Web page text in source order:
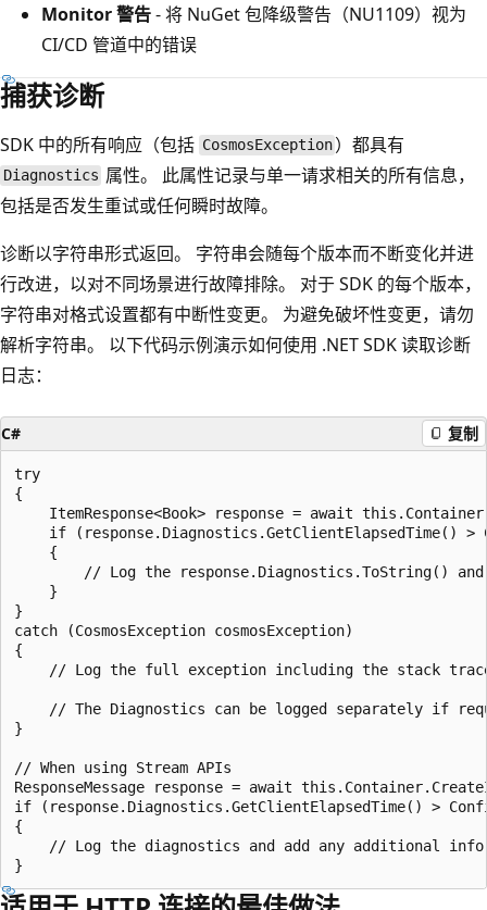
Monitor 警告- 将 NuGet 包降级警告（NU1109）视为
CI/CD 管道中的错误
捕获诊断
SDK 中的所有响应（包括 CosmosException ）都具有
Diagnostics 属性。 此属性记录与单一请求相关的所有信息，
包括是否发生重试或任何瞬时故障。
诊断以字符串形式返回。 字符串会随每个版本而不断变化并进
行改进，以对不同场景进行故障排除。 对于 SDK 的每个版本，
字符串对格式设置都有中断性变更。 为避免破坏性变更，请勿
解析字符串。 以下代码示例演示如何使用 .NET SDK 读取诊断
日志：
C# 复制
try
{
ItemResponse<Book> response = await
if (response.Diagnostics.GetClientElapsedTime() >
    {
// Log the response.Diagnostics.ToString()
    }
}
catch (CosmosException cosmosException)
{
// Log the full exception including the stack
// The Diagnostics can be logged separately if
}
// When using Stream APIs
ResponseMessage response = await
if (response.Diagnostics.GetClientElapsedTime() >
{
// Log the diagnostics and add any additional